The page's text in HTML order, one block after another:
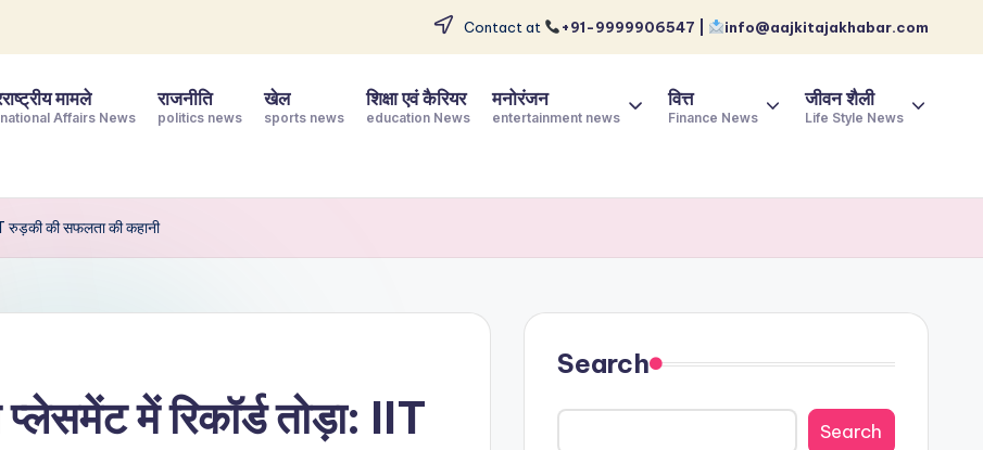
Contact at +91-9999906547 | info@aajkitajakhabar.com
मामले
Affairs News
राजनीति
politics news
खेल
sports news
शिक्षा एवं कैरियर
education News
मनोरंजन
entertainment news
वित्त
Finance News
जीवन शैली
Life Style News
रुड़की की सफलता की कहानी
में रिकॉर्ड तोड़ा: IIT
Search
Search